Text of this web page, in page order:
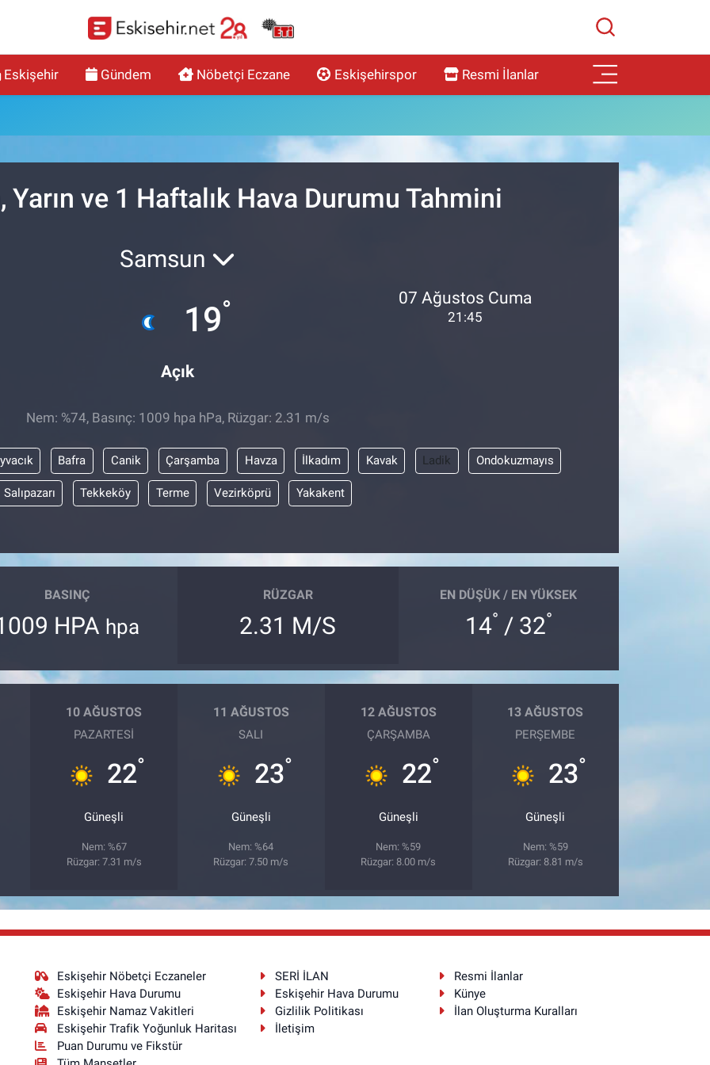
Eskişehir Gündem Nöbetçi Eczane Eskişehirspor Resmi İlanlar
Yarın ve 1 Haftalık Hava Durumu Tahmini
Samsun
19°
Açık
07 Ağustos Cuma
21:45
Nem: %74, Basınç: 1009 hpa hPa, Rüzgar: 2.31 m/s
Bafra Canik Çarşamba Havza İlkadım Kavak Ladik Ondokuzmayıs
Salıpazarı Tekkeköy Terme Vezirköprü Yakakent
BASINÇ
HPA hpa
RÜZGAR
2.31 M/S
EN DÜŞÜK / EN YÜKSEK
14° / 32°
10 AĞUSTOS
PAZARTESI
22°
Güneşli
Nem: %67
Rüzgar: 7.31 m/s
11 AĞUSTOS
SALI
23°
Güneşli
Nem: %64
Rüzgar: 7.50 m/s
12 AĞUSTOS
ÇARŞAMBA
22°
Güneşli
Nem: %59
Rüzgar: 8.00 m/s
13 AĞUSTOS
PERŞEMBE
23°
Güneşli
Nem: %59
Rüzgar: 8.81 m/s
Eskişehir Nöbetçi Eczaneler
Eskişehir Hava Durumu
Eskişehir Namaz Vakitleri
Eskişehir Trafik Yoğunluk Haritası
Puan Durumu ve Fikstür
SERİ İLAN
Resmi İlanlar
Eskişehir Hava Durumu
Künye
Gizlilik Politikası
İlan Oluşturma Kuralları
İletişim